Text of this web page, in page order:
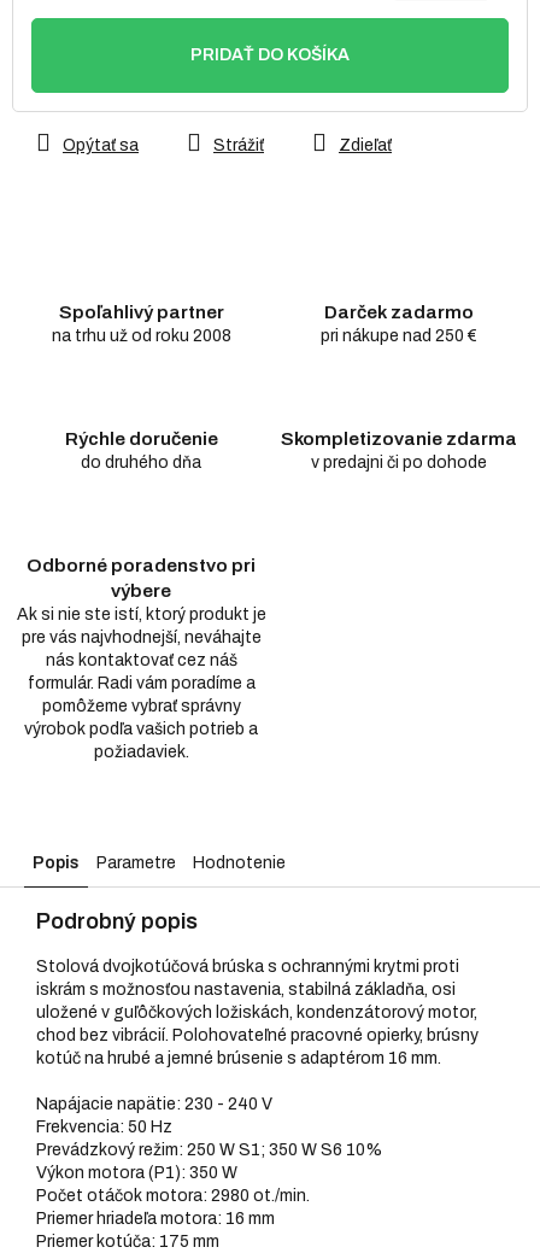
Jednotková
PRIDAŤ DO KOŠÍKA
Opýtať sa Strážiť Zdieľať
Spoľahlivý partner
na trhu už od roku 2008
Darček zadarmo
pri nákupe nad 250 €
Rýchle doručenie
do druhého dňa
Skompletizovanie zdarma
v predajni či po dohode
Odborné poradenstvo pri
výbere
Ak si nie ste istí, ktorý produkt je
pre vás najvhodnejší, neváhajte
nás kontaktovať cez náš
formulár. Radi vám poradíme a
pomôžeme vybrať správny
výrobok podľa vašich potrieb a
požiadaviek.
Popis Parametre Hodnotenie
Podrobný popis
Stolová dvojkotúčová brúska s ochrannými krytmi proti
iskrám s možnosťou nastavenia, stabilná základňa, osi
uložené v guľôčkových ložiskách, kondenzátorový motor,
chod bez vibrácií. Polohovateľné pracovné opierky, brúsny
kotúč na hrubé a jemné brúsenie s adaptérom 16 mm.
Napájacie napätie: 230 - 240 V
Frekvencia: 50 Hz
Prevádzkový režim: 250 W S1; 350 W S6 10%
Výkon motora (P1): 350 W
Počet otáčok motora: 2980 ot./min.
Priemer hriadeľa motora: 16 mm
Priemer kotúča: 175 mm